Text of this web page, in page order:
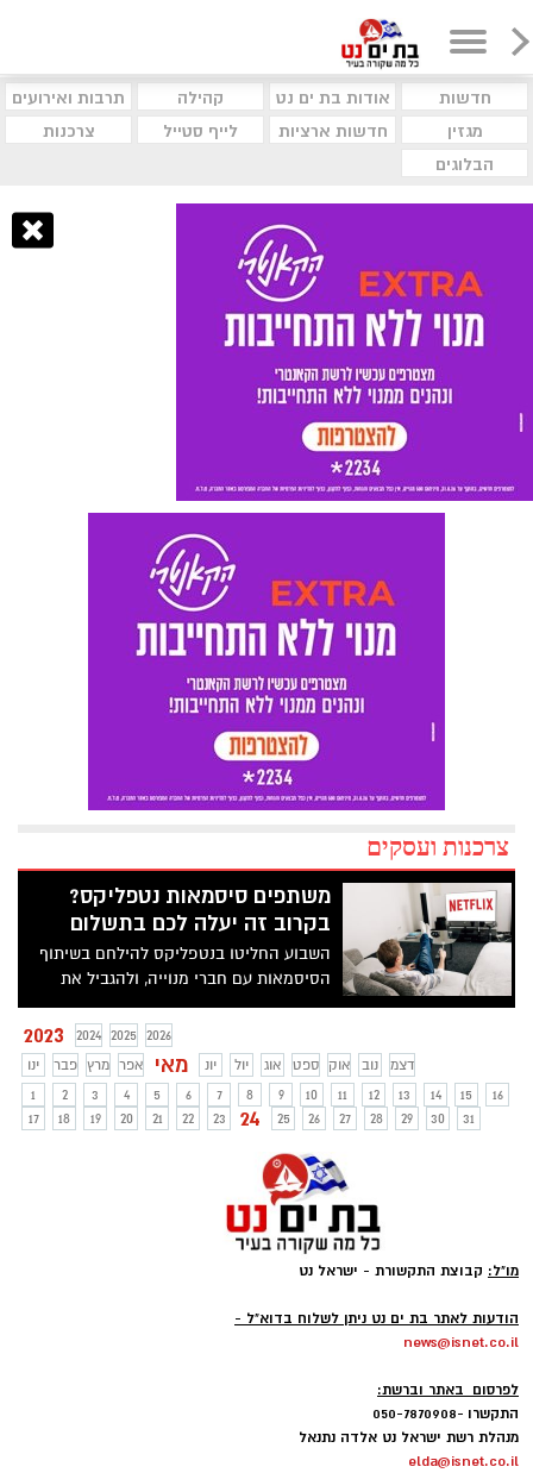
חדשות אודות בת ים נט קהילה
תרבות ואירועים
מגזין
חדשות ארציות לייף סטייל
צרכנות
הבלוגים
צרכנות ועסקים
משתפים סיסמאות נטפליקס?
בקרוב זה יעלה לכם בתשלום
השבוע החליטו בנטפליקס להילחם בשיתוף
הסיסמאות עם חברי מנוייה, ולהגביל את
החשבונות לשימוש של משק בית יחיד.
האפשרות להתחבר למנוי של חבר אינה
מוגבלת לגמרי, אך היא תעלה כסף
2023 2024 2025
2026
ינו
פבר מרץ אפר מאי יונ יול אוג ספט אוק נוב
דצמ
1
2 3 4 5 6 7 8 9 10 11 12 13 14 15
16
17
18 19 20 21 22 23 24 25 26 27 28 29 30 31
מו"ל: קבוצת התקשורת - ישראל נט
הודעות לאתר בת ים נט ניתן לשלוח בדוא"ל -
news@isnet.co.il
לפרסום באתר וברשת:
התקשרו -050-7870908
מנהלת רשת ישראל נט אלדה נתנאל
elda@isnet.co.il